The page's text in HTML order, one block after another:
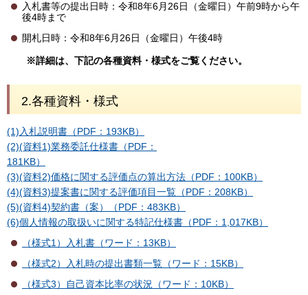
入札書等の提出日時：令和8年6月26日（金曜日）午前9時から午
後4時まで
開札日時：令和8年6月26日（金曜日）午後4時
※詳細は、下記の各種資料・様式をご覧ください。
2.各種資料・様式
(1)入札説明書（PDF：193KB）
(2)(資料1)業務委託仕様書（PDF：
181KB）
(3)(資料2)価格に関する評価点の算出方法（PDF：100KB）
(4)(資料3)提案書に関する評価項目一覧（PDF：208KB）
(5)(資料4)契約書（案）（PDF：483KB）
(6)個人情報の取扱いに関する特記仕様書（PDF：1,017KB）
（様式1）入札書（ワード：13KB）
（様式2）入札時の提出書類一覧（ワード：15KB）
（様式3）自己資本比率の状況（ワード：10KB）